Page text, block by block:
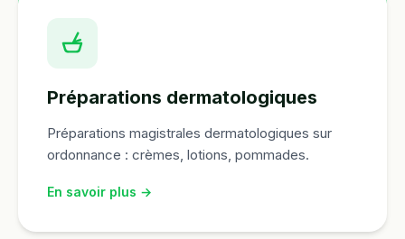
Préparations dermatologiques
Préparations magistrales dermatologiques sur
ordonnance : crèmes, lotions, pommades.
En savoir plus →